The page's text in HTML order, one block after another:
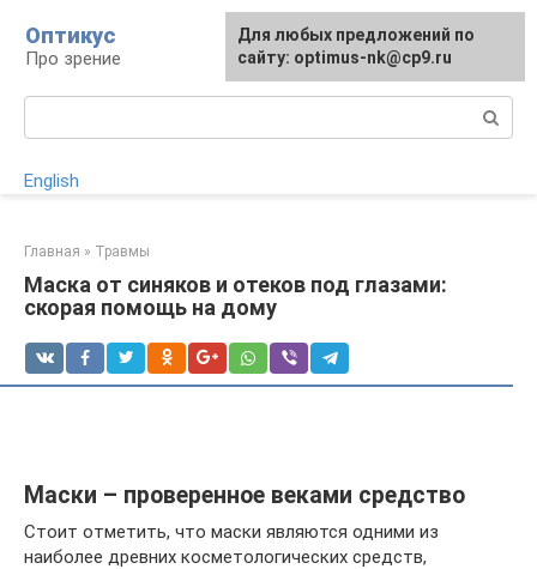
контенту
Оптикус
Про зрение
English
Главная » Травмы
Маска от синяков и отеков под глазами:
скорая помощь на дому
Маски – проверенное веками средство
Стоит отметить, что маски являются одними из
наиболее древних косметологических средств,
Для любых предложений по
сайту: optimus-nk@cp9.ru